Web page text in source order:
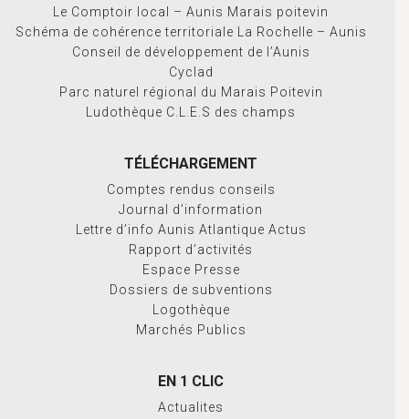
Le Comptoir local – Aunis Marais poitevin
Schéma de cohérence territoriale La Rochelle – Aunis
Conseil de développement de l’Aunis
Cyclad
Parc naturel régional du Marais Poitevin
Ludothèque C.L.E.S des champs
TÉLÉCHARGEMENT
Comptes rendus conseils
Journal d’information
Lettre d’info Aunis Atlantique Actus
Rapport d’activités
Espace Presse
Dossiers de subventions
Logothèque
Marchés Publics
EN 1 CLIC
Actualites